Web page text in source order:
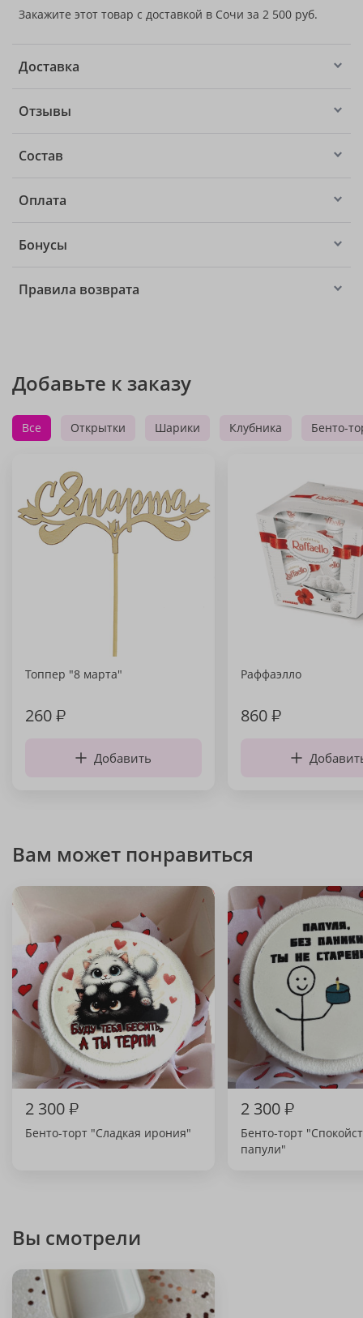
Закажите этот товар с доставкой в Сочи за 2 500 руб.
Доставка
Отзывы
Состав
Оплата
Бонусы
Правила возврата
Добавьте к заказу
Все Открытки Шарики Клубника Бенто-
Топпер "8 марта"
260₽
Добавить
Раффаэлло
860₽
Вам может понравиться
2 300₽
Бенто-торт "Сладкая ирония"
2 300₽
Бенто-торт
папули"
Вы смотрели